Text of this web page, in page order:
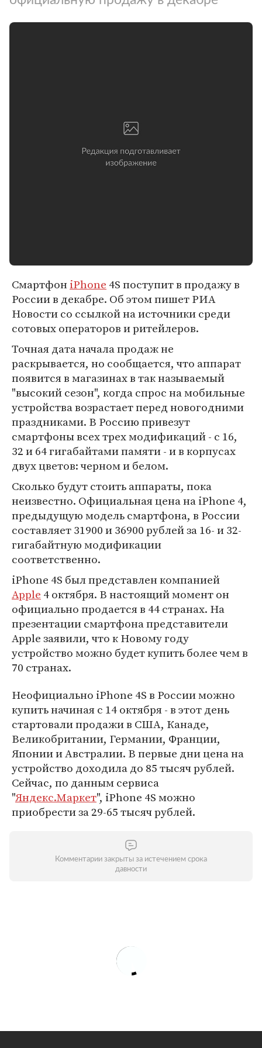
СмартфонiPhone 4S поступит в продажу в
России в декабре. Об этом пишет РИА
Новости со ссылкой на источники среди
сотовых операторов и ритейлеров.
Точная дата начала продаж не
раскрывается, но сообщается, что аппарат
появится в магазинах в так называемый
"высокий сезон", когда спрос на мобильные
устройства возрастает перед новогодними
праздниками. В Россию привезут
смартфоны всех трех модификаций - с 16,
32 и 64 гигабайтами памяти - и в корпусах
двух цветов: черном и белом.
Сколько будут стоить аппараты, пока
неизвестно. Официальная цена на iPhone 4,
предыдущую модель смартфона, в России
составляет 31900 и 36900 рублей за 16- и 32-
гигабайтную модификации
соответственно.
iPhone 4S был представлен компанией
Apple 4 октября. В настоящий момент он
официально продается в 44 странах. На
презентации смартфона представители
Apple заявили, что к Новому году
устройство можно будет купить более чем в
70 странах.
Неофициально iPhone 4S в России можно
купить начиная с 14 октября - в этот день
стартовали продажи в США, Канаде,
Великобритании, Германии, Франции,
Японии и Австралии. В первые дни цена на
устройство доходила до 85 тысяч рублей.
Сейчас, по данным сервиса
"Яндекс.Маркет", iPhone 4S можно
приобрести за 29-65 тысяч рублей.
Комментарии закрыты за истечением срока
давности